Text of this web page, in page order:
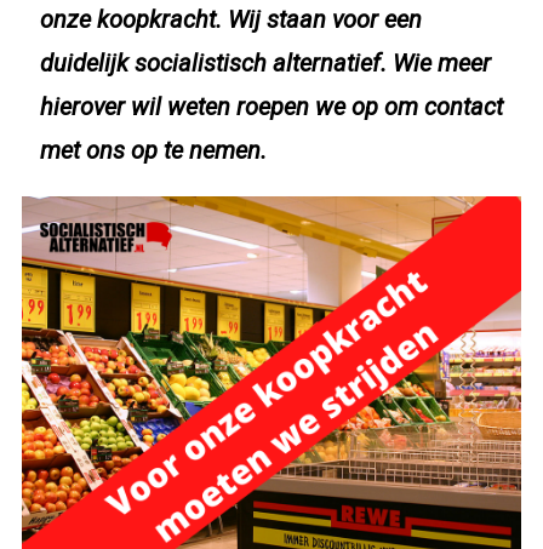
onze koopkracht. Wij staan voor een
duidelijk socialistisch alternatief. Wie meer
hierover wil weten roepen we op om contact
met ons op te nemen.